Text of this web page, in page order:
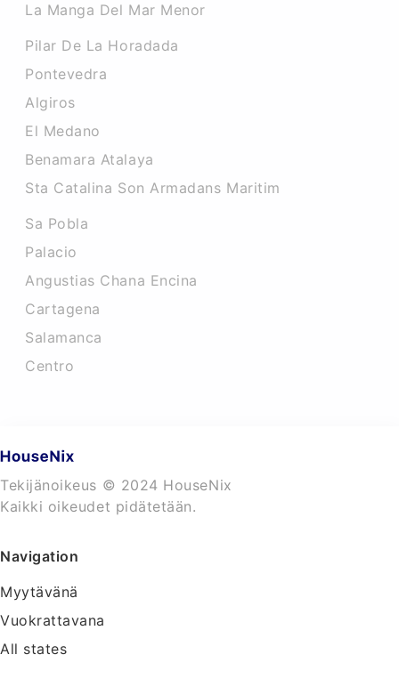
La Manga Del Mar Menor
Pilar De La Horadada
Pontevedra
Algiros
El Medano
Benamara Atalaya
Sta Catalina Son Armadans Maritim
Sa Pobla
Palacio
Angustias Chana Encina
Cartagena
Salamanca
Centro
Tekijänoikeus © 2024 HouseNix
Kaikki oikeudet pidätetään.
Navigation
Myytävänä
Vuokrattavana
All states